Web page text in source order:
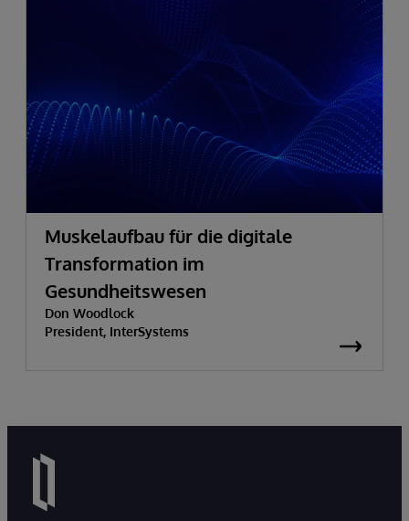
Muskelaufbau für die digitale
Transformation im
Gesundheitswesen
Don Woodlock
President, InterSystems